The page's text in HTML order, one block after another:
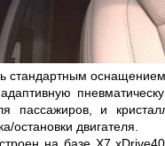
стандартным
пассажиров, и
остановки двигателя.
на базе X7